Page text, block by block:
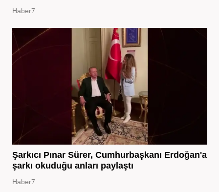
Haber7
Şarkıcı Pınar Sürer, Cumhurbaşkanı Erdoğan'a
şarkı okuduğu anları paylaştı
Haber7